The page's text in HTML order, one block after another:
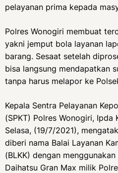
pelayanan prima kepada
Polres Wonogiri membuat
yakni jemput bola layanan
barang. Sesaat setelah
bisa langsung mendapatkan
tanpa harus melapor ke
Kepala Sentra Pelayanan
(SPKT) Polres Wonogiri, Ipda
Selasa, (19/7/2021),
diberi nama Balai Layanan
(BLKK) dengan
Daihatsu Gran Max milik